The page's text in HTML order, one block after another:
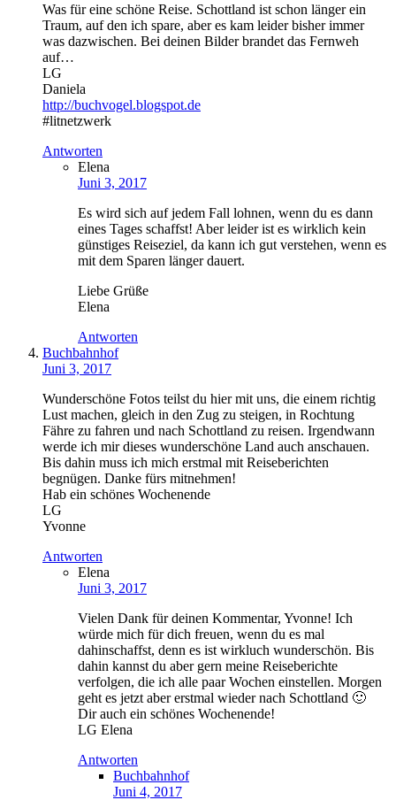
Was für eine schöne Reise. Schottland ist schon länger ein
Traum, auf den ich spare, aber es kam leider bisher immer
was dazwischen. Bei deinen Bilder brandet das Fernweh
auf…
LG
Daniela
http://buchvogel.blogspot.de
#litnetzwerk
Antworten
Elena
Juni 3, 2017
Es wird sich auf jedem Fall lohnen, wenn du es dann
eines Tages schaffst! Aber leider ist es wirklich kein
günstiges Reiseziel, da kann ich gut verstehen, wenn es
mit dem Sparen länger dauert.
Liebe Grüße
Elena
Antworten
Buchbahnhof
Juni 3, 2017
Wunderschöne Fotos teilst du hier mit uns, die einem richtig
Lust machen, gleich in den Zug zu steigen, in Rochtung
Fähre zu fahren und nach Schottland zu reisen. Irgendwann
werde ich mir dieses wunderschöne Land auch anschauen.
Bis dahin muss ich mich erstmal mit Reiseberichten
begnügen. Danke fürs mitnehmen!
Hab ein schönes Wochenende
LG
Yvonne
Antworten
Elena
Juni 3, 2017
Vielen Dank für deinen Kommentar, Yvonne! Ich
würde mich für dich freuen, wenn du es mal
dahinschaffst, denn es ist wirkluch wunderschön. Bis
dahin kannst du aber gern meine Reiseberichte
verfolgen, die ich alle paar Wochen einstellen. Morgen
geht es jetzt aber erstmal wieder nach Schottland 🙂
Dir auch ein schönes Wochenende!
LG Elena
Antworten
Buchbahnhof
Juni 4, 2017